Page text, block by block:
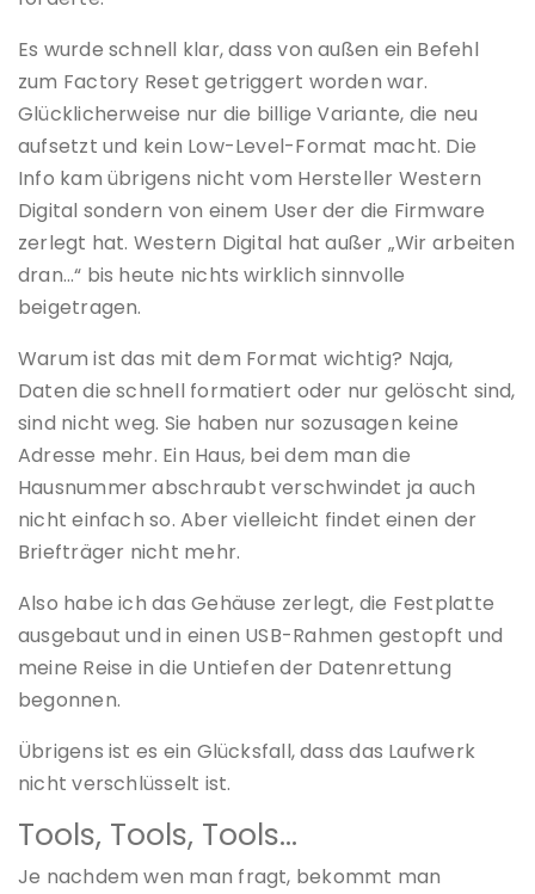
Es wurde schnell klar, dass von außen ein Befehl
zum Factory Reset getriggert worden war.
Glücklicherweise nur die billige Variante, die neu
aufsetzt und kein Low-Level-Format macht. Die
Info kam übrigens nicht vom Hersteller Western
Digital sondern von einem User der die Firmware
zerlegt hat. Western Digital hat außer „Wir arbeiten
dran…“ bis heute nichts wirklich sinnvolle
beigetragen.
Warum ist das mit dem Format wichtig? Naja,
Daten die schnell formatiert oder nur gelöscht sind,
sind nicht weg. Sie haben nur sozusagen keine
Adresse mehr. Ein Haus, bei dem man die
Hausnummer abschraubt verschwindet ja auch
nicht einfach so. Aber vielleicht findet einen der
Briefträger nicht mehr.
Also habe ich das Gehäuse zerlegt, die Festplatte
ausgebaut und in einen USB-Rahmen gestopft und
meine Reise in die Untiefen der Datenrettung
begonnen.
Übrigens ist es ein Glücksfall, dass das Laufwerk
nicht verschlüsselt ist.
Tools, Tools, Tools…
Je nachdem wen man fragt, bekommt man